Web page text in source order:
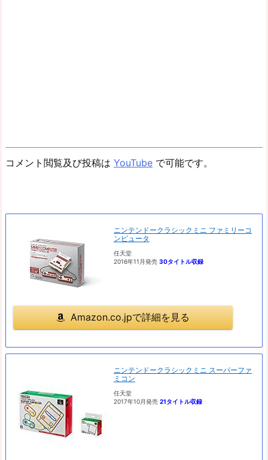
コメント閲覧及び投稿は YouTube で可能です。
ニンテンドークラシックミニ ファミリーコ
ンピュータ
任天堂
2016年11月発売 30タイトル収録
Amazon.co.jpで詳細を見る
ニンテンドークラシックミニ スーパーファ
ミコン
任天堂
2017年10月発売 21タイトル収録